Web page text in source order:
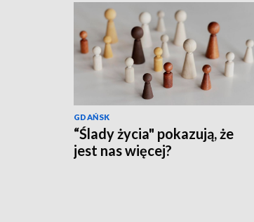
GDAŃSK
“Ślady życia" pokazują, że
jest nas więcej?